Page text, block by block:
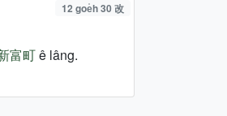
12 goe̍h 30 改
富町ê lâng.